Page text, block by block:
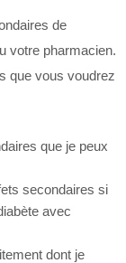
de
votre pharmacien.
que vous voudrez
que je peux
secondaires si
avec
dont je